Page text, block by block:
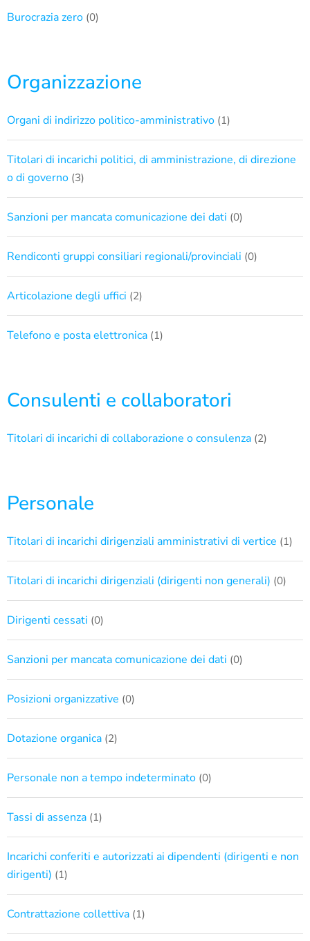
Burocrazia zero (0)
Organizzazione
Organi di indirizzo politico-amministrativo (1)
Titolari di incarichi politici, di amministrazione, di direzione
o di governo (3)
Sanzioni per mancata comunicazione dei dati (0)
Rendiconti gruppi consiliari regionali/provinciali (0)
Articolazione degli uffici (2)
Telefono e posta elettronica (1)
Consulenti e collaboratori
Titolari di incarichi di collaborazione o consulenza (2)
Personale
Titolari di incarichi dirigenziali amministrativi di vertice (1)
Titolari di incarichi dirigenziali (dirigenti non generali) (0)
Dirigenti cessati (0)
Sanzioni per mancata comunicazione dei dati (0)
Posizioni organizzative (0)
Dotazione organica (2)
Personale non a tempo indeterminato (0)
Tassi di assenza (1)
Incarichi conferiti e autorizzati ai dipendenti (dirigenti e non
dirigenti) (1)
Contrattazione collettiva (1)